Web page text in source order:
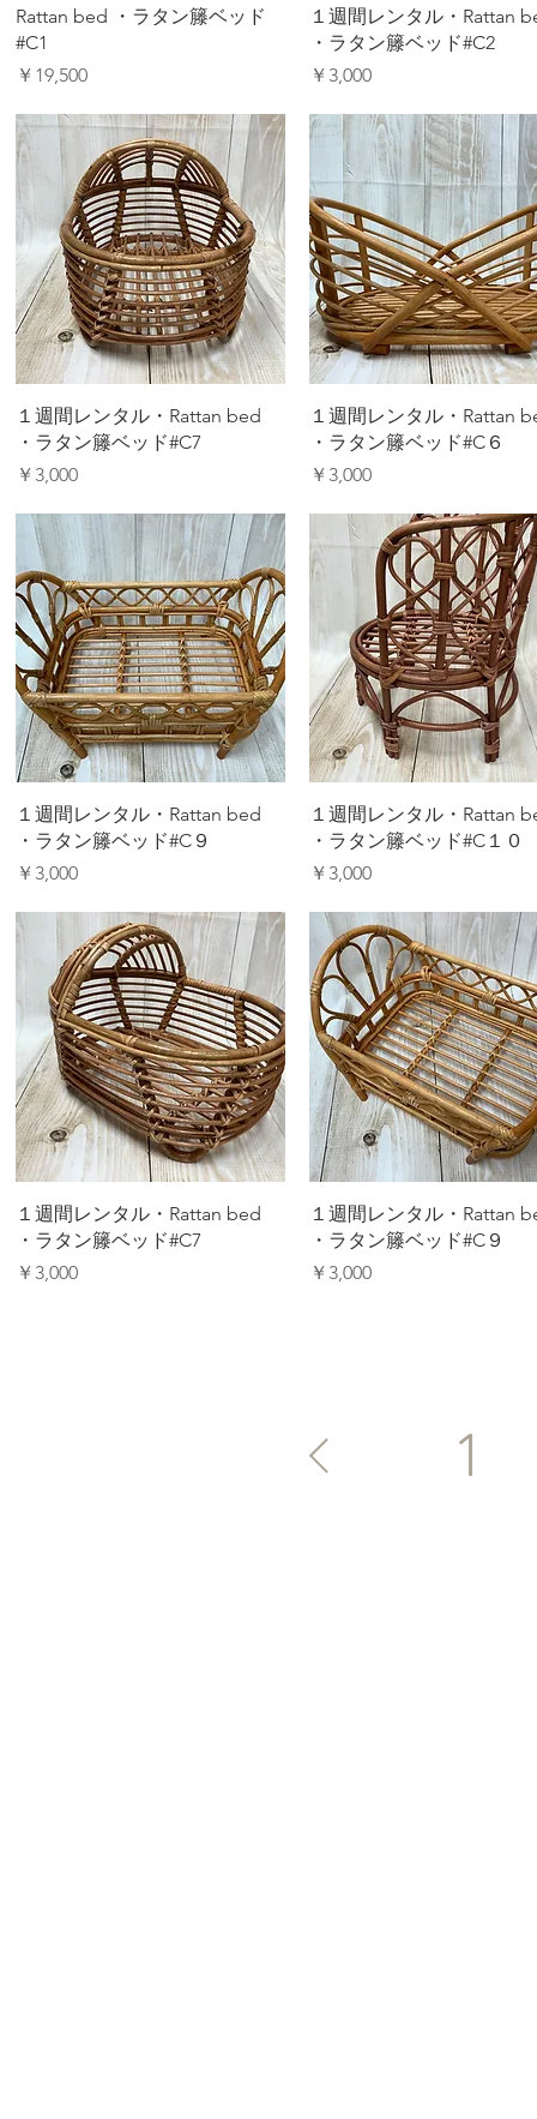
クイックビュー
Rattan bed ・ラタン籐ベッド
#C1
価格
￥19,500
クイックビュー
１週間レンタル・Rattan
・ラタン籐ベッド#C2
価格
￥3,000
クイックビュー
１週間レンタル・Rattan bed
・ラタン籐ベッド#C7
価格
￥3,000
クイックビュー
１週間レンタル・Rattan
・ラタン籐ベッド#C６
価格
￥3,000
クイックビュー
１週間レンタル・Rattan bed
・ラタン籐ベッド#C９
価格
￥3,000
クイックビュー
１週間レンタル・Rattan
・ラタン籐ベッド#C１０
価格
￥3,000
クイックビュー
１週間レンタル・Rattan bed
・ラタン籐ベッド#C7
価格
￥3,000
クイックビュー
１週間レンタル・Rattan
・ラタン籐ベッド#C９
価格
￥3,000
1